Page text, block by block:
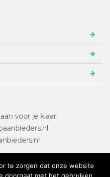
voor je klaar:
te zorgen dat onze website